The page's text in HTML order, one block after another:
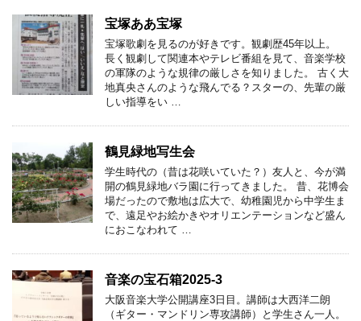
宝塚ああ宝塚
宝塚歌劇を見るのが好きです。観劇歴45年以上。
長く観劇して関連本やテレビ番組を見て、音楽学校
の軍隊のような規律の厳しさを知りました。 古く大
地真央さんのような飛んでる？スターの、先輩の厳
しい指導をい …
鶴見緑地写生会
学生時代の（昔は花咲いていた？）友人と、今が満
開の鶴見緑地バラ園に行ってきました。 昔、花博会
場だったので敷地は広大で、幼稚園児から中学生ま
で、遠足やお絵かきやオリエンテーションなど盛ん
におこなわれて …
音楽の宝石箱2025-3
大阪音楽大学公開講座3日目。講師は大西洋二朗
（ギター・マンドリン専攻講師）と学生さん一人。